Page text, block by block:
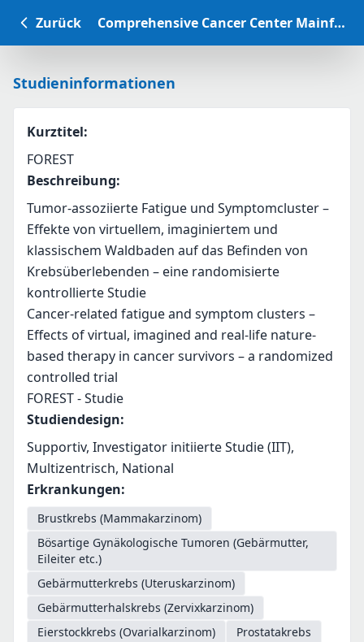
Zurück Comprehensive Cancer Center Mainfranken Studiendatenbank
Studieninformationen
Kurztitel:
FOREST
Beschreibung:
Tumor-assoziierte Fatigue und Symptomcluster –
Effekte von virtuellem, imaginiertem und
klassischem Waldbaden auf das Befinden von
Krebsüberlebenden – eine randomisierte
kontrollierte Studie
Cancer-related fatigue and symptom clusters –
Effects of virtual, imagined and real-life nature-
based therapy in cancer survivors – a randomized
controlled trial
FOREST - Studie
Studiendesign:
Supportiv, Investigator initiierte Studie (IIT),
Multizentrisch, National
Erkrankungen:
Brustkrebs (Mammakarzinom)
Bösartige Gynäkologische Tumoren (Gebärmutter,
Eileiter etc.)
Gebärmutterkrebs (Uteruskarzinom)
Gebärmutterhalskrebs (Zervixkarzinom)
Eierstockkrebs (Ovarialkarzinom)
Prostatakrebs